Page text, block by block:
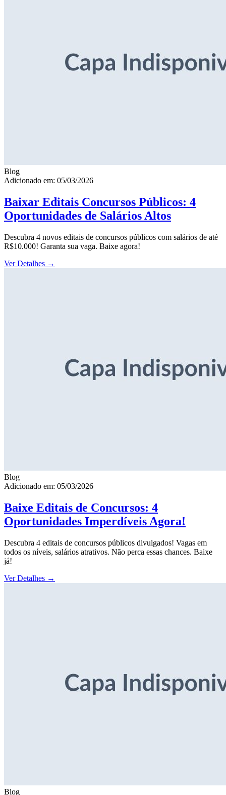
Blog
Adicionado em: 05/03/2026
Baixar Editais Concursos Públicos: 4
Oportunidades de Salários Altos
Descubra 4 novos editais de concursos públicos com salários de até
R$10.000! Garanta sua vaga. Baixe agora!
Ver Detalhes →
Blog
Adicionado em: 05/03/2026
Baixe Editais de Concursos: 4
Oportunidades Imperdíveis Agora!
Descubra 4 editais de concursos públicos divulgados! Vagas em
todos os níveis, salários atrativos. Não perca essas chances. Baixe
já!
Ver Detalhes →
Blog